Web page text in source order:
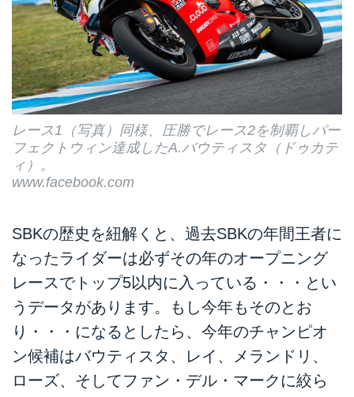
レース1（写真）同様、圧勝でレース2を制覇しパー
フェクトウィン達成したA.バウティスタ（ドゥカテ
ィ）。
www.facebook.com
SBKの歴史を紐解くと、過去SBKの年間王者に
なったライダーは必ずその年のオープニング
レースでトップ5以内に入っている・・・とい
うデータがあります。もし今年もそのとお
り・・・になるとしたら、今年のチャンピオ
ン候補はバウティスタ、レイ、メランドリ、
ローズ、そしてファン・デル・マークに絞ら